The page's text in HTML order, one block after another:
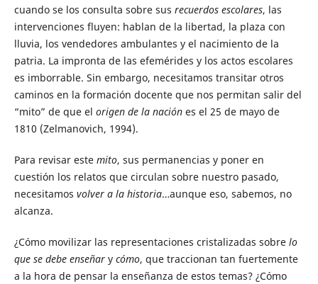
cuando se los consulta sobre sus recuerdos escolares, las
intervenciones fluyen: hablan de la libertad, la plaza con
lluvia, los vendedores ambulantes y el nacimiento de la
patria. La impronta de las efemérides y los actos escolares
es imborrable. Sin embargo, necesitamos transitar otros
caminos en la formación docente que nos permitan salir del
“mito” de que el origen de la naciónes el 25 de mayo de
1810 (Zelmanovich, 1994).
Para revisar este mito, sus permanencias y poner en
cuestión los relatos que circulan sobre nuestro pasado,
necesitamos volver a la historia…aunque eso, sabemos, no
alcanza.
¿Cómo movilizar las representaciones cristalizadas sobre lo
que se debe enseñar y cómo, que traccionan tan fuertemente
a la hora de pensar la enseñanza de estos temas? ¿Cómo